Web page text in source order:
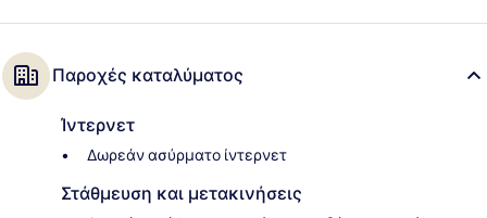
Παροχές καταλύματος
Ίντερνετ
Δωρεάν ασύρματο ίντερνετ
Στάθμευση και μετακινήσεις